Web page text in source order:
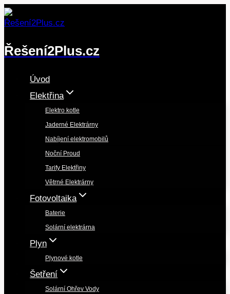
Přeskočit
na
Řešení2Plus.cz
Úvod
Elektřina
Elektro kotle
Jaderné Elektrárny
Nabíjení elektromobilů
Noční Proud
Tarify Elektřiny
Větrné Elektrárny
Fotovoltaika
Baterie
Solární elektrárna
Plyn
Plynové kotle
Šetření
Solární Ohřev Vody